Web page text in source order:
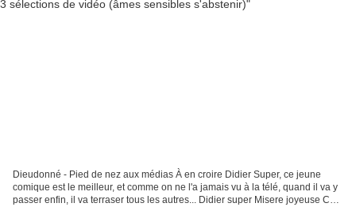
Dieudonné - Pied de nez aux médias À en croire Didier Super, ce jeune
comique est le meilleur, et comme on ne l'a jamais vu à la télé, quand il va y
passer enfin, il va terraser tous les autres... Didier super Misere joyeuse Ce